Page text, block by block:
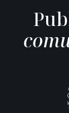
Pub
com